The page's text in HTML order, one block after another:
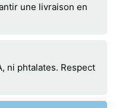
une livraison en
ni phtalates. Respect